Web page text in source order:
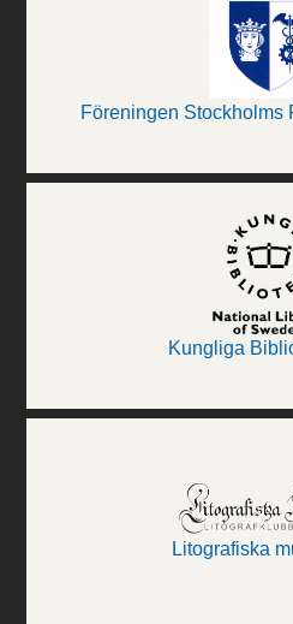
Föreningen Stockholms
Kungliga
Litografiska